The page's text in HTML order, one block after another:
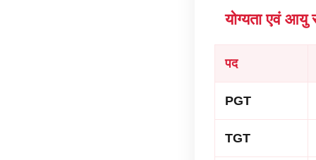
योग्यता एवं आयु
पद
PGT
TGT